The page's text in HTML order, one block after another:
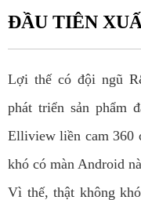
ĐẦU TIÊN
Lợi thế có đội ngũ
phát triển sản phẩm
Elliview liền cam 360
khó có màn Android
Vì thế, thật không